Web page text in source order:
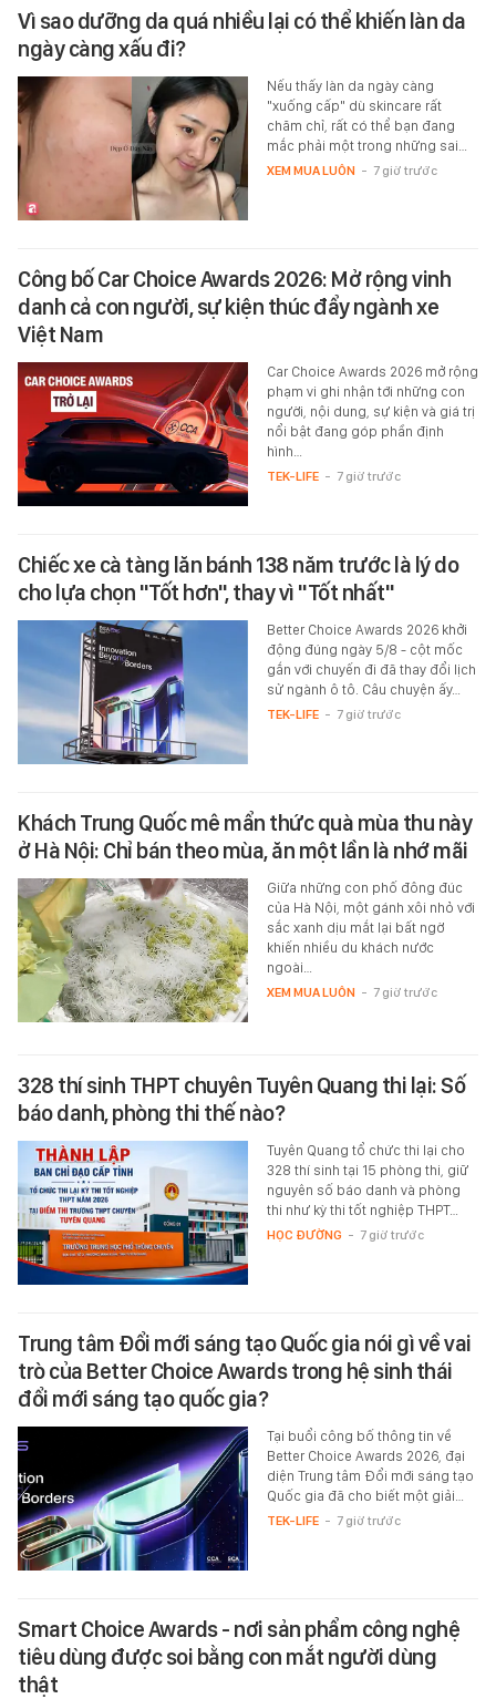
Vì sao dưỡng da quá nhiều lại có thể khiến làn da
ngày càng xấu đi?
Nếu thấy làn da ngày càng
"xuống cấp" dù skincare rất
chăm chỉ, rất có thể bạn đang
mắc phải một trong những sai…
XEM MUA LUÔN - 7 giờ trước
Công bố Car Choice Awards 2026: Mở rộng vinh
danh cả con người, sự kiện thúc đẩy ngành xe
Việt Nam
Car Choice Awards 2026 mở rộng
phạm vi ghi nhận tới những con
người, nội dung, sự kiện và giá trị
nổi bật đang góp phần định
hình…
TEK-LIFE - 7 giờ trước
Chiếc xe cà tàng lăn bánh 138 năm trước là lý do
cho lựa chọn "Tốt hơn", thay vì "Tốt nhất"
Better Choice Awards 2026 khởi
động đúng ngày 5/8 - cột mốc
gắn với chuyến đi đã thay đổi lịch
sử ngành ô tô. Câu chuyện ấy…
TEK-LIFE - 7 giờ trước
Khách Trung Quốc mê mẩn thức quà mùa thu này
ở Hà Nội: Chỉ bán theo mùa, ăn một lần là nhớ mãi
Giữa những con phố đông đúc
của Hà Nội, một gánh xôi nhỏ với
sắc xanh dịu mắt lại bất ngờ
khiến nhiều du khách nước
ngoài…
XEM MUA LUÔN - 7 giờ trước
328 thí sinh THPT chuyên Tuyên Quang thi lại: Số
báo danh, phòng thi thế nào?
Tuyên Quang tổ chức thi lại cho
328 thí sinh tại 15 phòng thi, giữ
nguyên số báo danh và phòng
thi như kỳ thi tốt nghiệp THPT…
HỌC ĐƯỜNG - 7 giờ trước
Trung tâm Đổi mới sáng tạo Quốc gia nói gì về vai
trò của Better Choice Awards trong hệ sinh thái
đổi mới sáng tạo quốc gia?
Tại buổi công bố thông tin về
Better Choice Awards 2026, đại
diện Trung tâm Đổi mới sáng tạo
Quốc gia đã cho biết một giải…
TEK-LIFE - 7 giờ trước
Smart Choice Awards - nơi sản phẩm công nghệ
tiêu dùng được soi bằng con mắt người dùng
thật